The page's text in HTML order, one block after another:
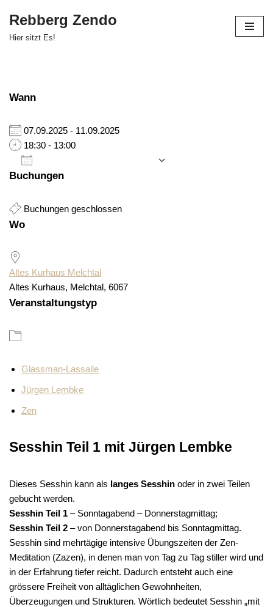
Zum
Rebberg Zendo
Hier sitzt Es!
Wann
07.09.2025 - 11.09.2025
18:30 - 13:00
ICS herunterladen
Buchungen
Buchungen geschlossen
Wo
Altes Kurhaus Melchtal
Altes Kurhaus, Melchtal, 6067
Veranstaltungstyp
Glassman-Lassalle
Jürgen Lembke
Zen
Sesshin Teil 1 mit Jürgen Lembke
Dieses Sesshin kann als langes Sesshin oder in zwei Teilen
gebucht werden.
Sesshin Teil 1 – Sonntagabend – Donnerstagmittag;
Sesshin Teil 2 – von Donnerstagabend bis Sonntagmittag.
Sesshin sind mehrtägige intensive Übungszeiten der Zen-
Meditation (Zazen), in denen man von Tag zu Tag stiller wird und
in der Erfahrung tiefer reicht. Dadurch entsteht auch eine
grössere Freiheit von alltäglichen Gewohnheiten,
Überzeugungen und Strukturen. Wörtlich bedeutet Sesshin „mit